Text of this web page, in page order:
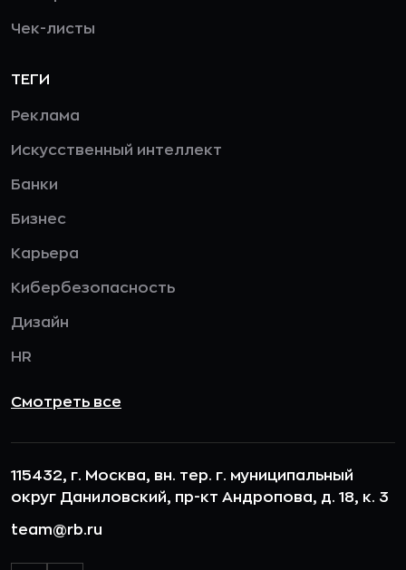
Чек-листы
ТЕГИ
Реклама
Искусственный интеллект
Банки
Бизнес
Карьера
Кибербезопасность
Дизайн
HR
Смотреть все
115432, г. Москва, вн. тер. г. муниципальный
округ Даниловский, пр-кт Андропова, д. 18, к. 3
team@rb.ru